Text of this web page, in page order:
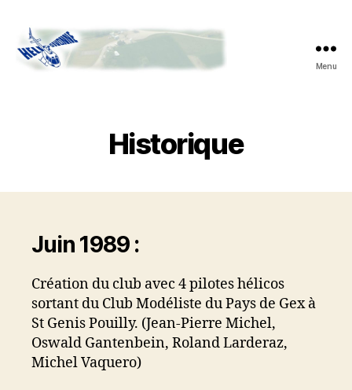
Menu
Historique
Juin 1989 :
Création du club avec 4 pilotes hélicos
sortant du Club Modéliste du Pays de Gex à
St Genis Pouilly. (Jean-Pierre Michel,
Oswald Gantenbein, Roland Larderaz,
Michel Vaquero)